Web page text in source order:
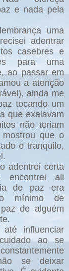
e nada pela
uma
adentrar
casebres e
para uma
ao passar em
a atenção
ainda me
tocando um
que exalavam
não teriam
mostrou que o
e tranquilo,
adentrei certa
encontrei ali
de paz era
mínimo de
de alguém
influenciar
ao se
se deixar